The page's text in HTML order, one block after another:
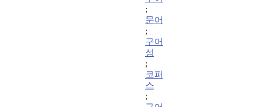
;
문어
;
구어
성
;
코퍼
스
;